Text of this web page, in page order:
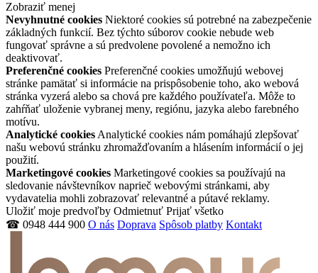
Zobraziť menej
Nevyhnutné cookies Niektoré cookies sú potrebné na zabezpečenie
základných funkcií. Bez týchto súborov cookie nebude web
fungovať správne a sú predvolene povolené a nemožno ich
deaktivovať.
Preferenčné cookies Preferenčné cookies umožňujú webovej
stránke pamätať si informácie na prispôsobenie toho, ako webová
stránka vyzerá alebo sa chová pre každého používateľa. Môže to
zahŕňať uloženie vybranej meny, regiónu, jazyka alebo farebného
motívu.
Analytické cookies Analytické cookies nám pomáhajú zlepšovať
našu webovú stránku zhromažďovaním a hlásením informácií o jej
použití.
Marketingové cookies Marketingové cookies sa používajú na
sledovanie návštevníkov naprieč webovými stránkami, aby
vydavatelia mohli zobrazovať relevantné a pútavé reklamy.
Uložiť moje predvoľby Odmietnuť Prijať všetko
☎ 0948 444 900 O nás Doprava Spôsob platby Kontakt